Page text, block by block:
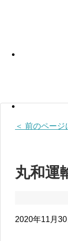
＜ 前のページ
丸和運
2020年11月